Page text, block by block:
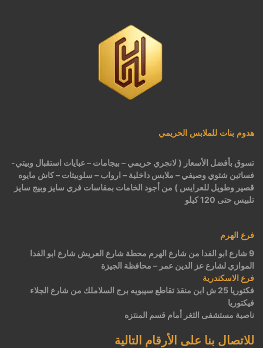
هدوم بنات للملابس الحريمي
تسوق بأفضل الأسعار ( لانجري حريمي – بيجامات – عبايات استقبال وبيتي-
فساتين شتوي وصيفي – ملابس داخلية – ارواب – سلوبيتات – كاش مايوه
قصير وطويل للعرايس ) من أجود الخامات بمقاسات فري سايز وبيج سايز
تلبيس حتى 120 كيلو
فرع الهرم
9 شارع ابو الفدا من شارع الهرم محطة شارع العريش شارع ابو الفدا
الموازي لشارع عز الدين عمر – محافظة الجيزة
فرع الاسكندرية
فكتوريا 25 ش ابن منقذ تقاطع سيبويه برج السلاملك من شارع الجلاء
فيكتوريا
ناصية مستشفى الثغر أمام قسم المنتزه
للاتصال بنا على الأرقام التالية